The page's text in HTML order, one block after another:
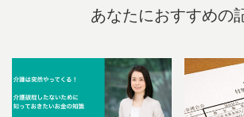
あなたにおすすめの